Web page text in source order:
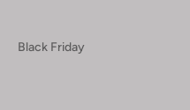
Black Friday